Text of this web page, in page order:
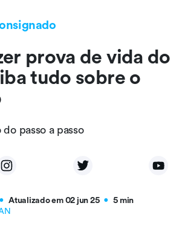
prova de vida do
tudo sobre o
passo a passo
● Atualizado em 02 jun 25 ●
5 min